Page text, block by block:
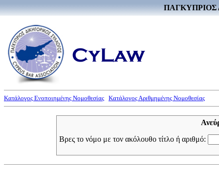
ΠΑΓΚΥΠΡΙΟΣ
Κατάλογος Ενοποιημένης Νομοθεσίας Κατάλογος Αριθμημένης Νομοθεσίας
Βρες το νόμο με τον ακόλουθο τίτλο ή αριθμό: